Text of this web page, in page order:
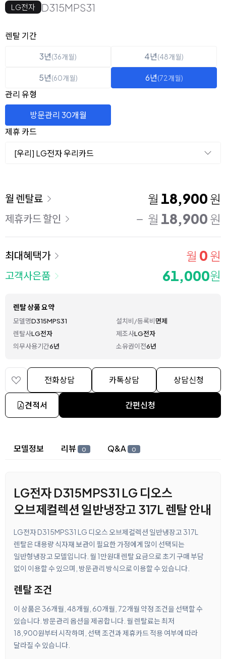
LG전자 D315MPS31
옵션 선택
렌탈 선택
렌탈 기간
3년(36개월) 4년(48개월)
5년(60개월) 6년(72개월)
관리 유형
방문관리 30개월
제휴 카드
[우리] LG전자 우리카드
이용 요금
월 렌탈료 월 18,900 원
제휴카드 할인 월 18,900 원
최대혜택가 월 0 원
고객사은품 61,000원
렌탈 상품 요약
모델명D315MPS31 설치비/등록비면제
렌탈사LG전자 제조사LG전자
의무사용기간6년 소유권이전6년
전화상담 카톡상담 상담신청
견적서 간편신청
상세 정보
모델정보 리뷰 0 Q&A 0
LG전자 D315MPS31 LG 디오스
오브제컬렉션 일반냉장고 317L 렌탈 안내
LG전자 D315MPS31 LG 디오스 오브제컬렉션 일반냉장고 317L
렌탈은 대용량 식자재 보관이 필요한 가정에게 많이 선택되는
일반형냉장고 모델입니다. 월 1만원대 렌탈 요금으로 초기 구매 부담
없이 이용할 수 있으며, 방문관리 방식으로 이용할 수 있습니다.
렌탈 조건
이 상품은 36개월, 48개월, 60개월, 72개월 약정 조건을 선택할 수
있습니다. 방문관리 옵션을 제공합니다. 월 렌탈료는 최저
18,900원부터 시작하며, 선택 조건과 제휴카드 적용 여부에 따라
달라질 수 있습니다.